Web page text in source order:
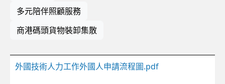
多元陪伴照顧服務
商港碼頭貨物裝卸集散
外國技術人力工作外國人申請流程圖.pdf